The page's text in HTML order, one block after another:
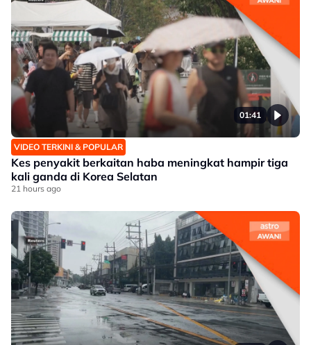
01:41
VIDEO TERKINI & POPULAR
Kes penyakit berkaitan haba meningkat hampir tiga
kali ganda di Korea Selatan
21 hours ago